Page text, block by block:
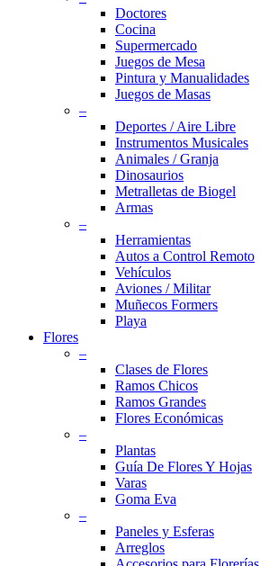
Doctores
Cocina
Supermercado
Juegos de Mesa
Pintura y Manualidades
Juegos de Masas
–
Deportes / Aire Libre
Instrumentos Musicales
Animales / Granja
Dinosaurios
Metralletas de Biogel
Armas
–
Herramientas
Autos a Control Remoto
Vehículos
Aviones / Militar
Muñecos Formers
Playa
Flores
–
Clases de Flores
Ramos Chicos
Ramos Grandes
Flores Económicas
–
Plantas
Guía De Flores Y Hojas
Varas
Goma Eva
–
Paneles y Esferas
Arreglos